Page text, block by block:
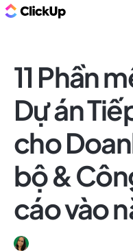
11 Phần
Dự án
cho
bộ &
cáo vào